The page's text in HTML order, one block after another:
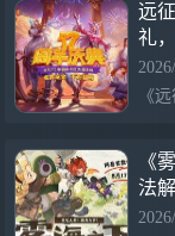
远
礼
《
法